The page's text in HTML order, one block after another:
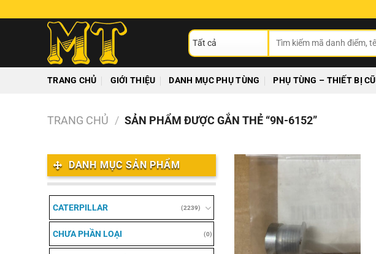
đến
kiếm:
TRANG CHỦ GIỚI THIỆU DANH MỤC PHỤ TÙNG PHỤ TÙNG – THIẾT BỊ CŨ
TRANG CHỦ / SẢN PHẨM ĐƯỢC GẮN THẺ “9N-6152”
DANH MỤC SẢN PHẨM
CATERPILLAR (2239)
CHƯA PHẦN LOẠI (0)